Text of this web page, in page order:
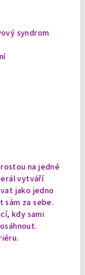
syndrom
na jedné
vytváří
jako jedno
sám za sebe.
kdy sami